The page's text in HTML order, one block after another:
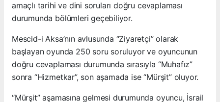
amaçlı tarihi ve dini soruları doğru cevaplaması
durumunda bölümleri geçebiliyor.
Mescid-i Aksa’nın avlusunda “Ziyaretçi” olarak
başlayan oyunda 250 soru soruluyor ve oyuncunun
doğru cevaplaması durumunda sırasıyla “Muhafız”
sonra “Hizmetkar”, son aşamada ise “Mürşit” oluyor.
“Mürşit” aşamasına gelmesi durumunda oyuncu, İsrail